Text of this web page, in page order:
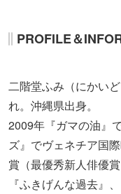
PROFILE＆
二階堂ふみ（にかい
れ。沖縄県出身。
2009年『ガマの油』
ズ』でヴェネチア国
賞（最優秀新人俳優
『ふきげんな過去』